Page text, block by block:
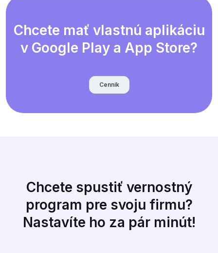
Chcete mať vlastnú aplikáciu
v Google Play a App Store?
Cenník
Chcete spustiť vernostný
program pre svoju firmu?
Nastavíte ho za pár minút!